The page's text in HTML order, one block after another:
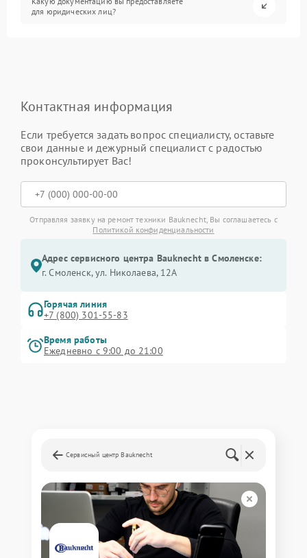
для юридических лиц?
Контактная информация
Если требуется задать вопрос специалисту, оставьте
свои данные и дежурный специалист с радостью
проконсультирует Вас!
Отправляя заявку на ремонт техники Bauknecht, Вы соглашаетесь с
Политикой конфиденциальности
Адрес сервисного центра Bauknecht в Смоленске:
г. Смоленск, ул. Николаева, 12А
Горячая линия
+7 (800) 301-55-83
Время работы
Ежедневно с 9:00 до 21:00
Сервисный центр Bauknecht